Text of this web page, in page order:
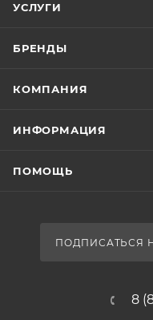
УСЛУГИ
БРЕНДЫ
КОМПАНИЯ
ИНФОРМАЦИЯ
ПОМОЩЬ
ПОДПИСАТЬСЯ
8